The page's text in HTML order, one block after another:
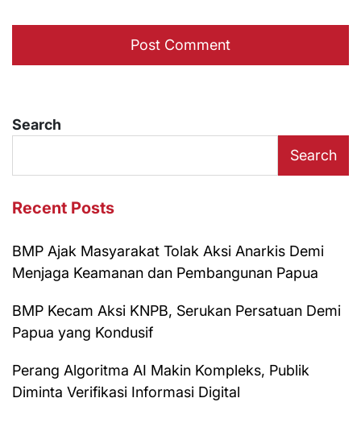
Search
Search
Recent Posts
BMP Ajak Masyarakat Tolak Aksi Anarkis Demi
Menjaga Keamanan dan Pembangunan Papua
BMP Kecam Aksi KNPB, Serukan Persatuan Demi
Papua yang Kondusif
Perang Algoritma AI Makin Kompleks, Publik
Diminta Verifikasi Informasi Digital